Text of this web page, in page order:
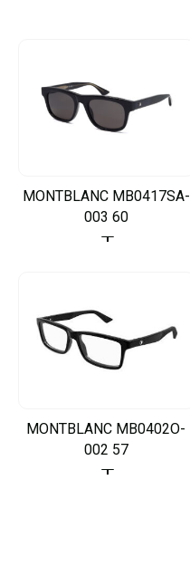
MONTBLANC MB0417SA-
003 60
MONTBLANC MB0402O-
002 57